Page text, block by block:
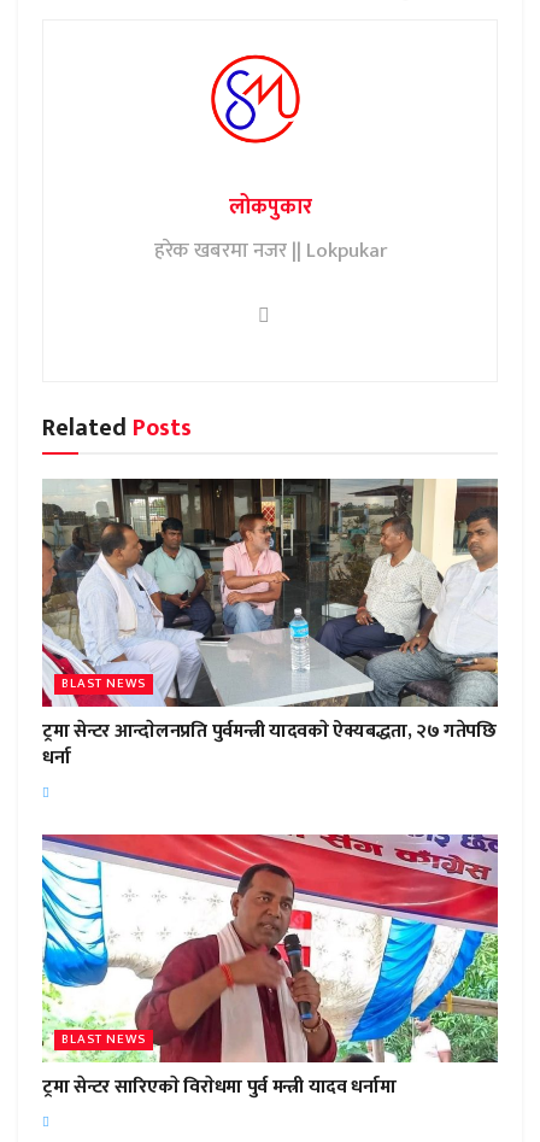
लोकपुकार
हरेक खबरमा नजर || Lokpukar
Related Posts
BLAST NEWS
ट्रमा सेन्टर आन्दाेलनप्रति पुर्वमन्त्री यादवकाे ऐक्यबद्धता, २७ गतेपछि
धर्ना
BLAST NEWS
ट्रमा सेन्टर सारिएकाे विराेधमा पुर्व मन्त्री यादव धर्नामा